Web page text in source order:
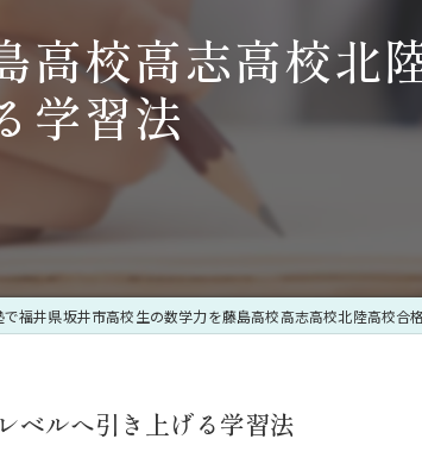
福井
中学生
高校高志高校北
学習法
で福井県坂井市高校生の数学力を藤島高校高志高校北陸高校合
ベルへ引き上げる学習法